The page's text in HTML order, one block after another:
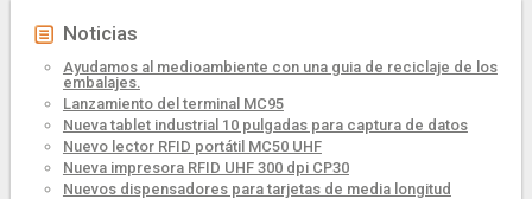
Noticias
Ayudamos al medioambiente con una guia de reciclaje de los
embalajes.
Lanzamiento del terminal MC95
Nueva tablet industrial 10 pulgadas para captura de datos
Nuevo lector RFID portátil MC50 UHF
Nueva impresora RFID UHF 300 dpi CP30
Nuevos dispensadores para tarjetas de media longitud